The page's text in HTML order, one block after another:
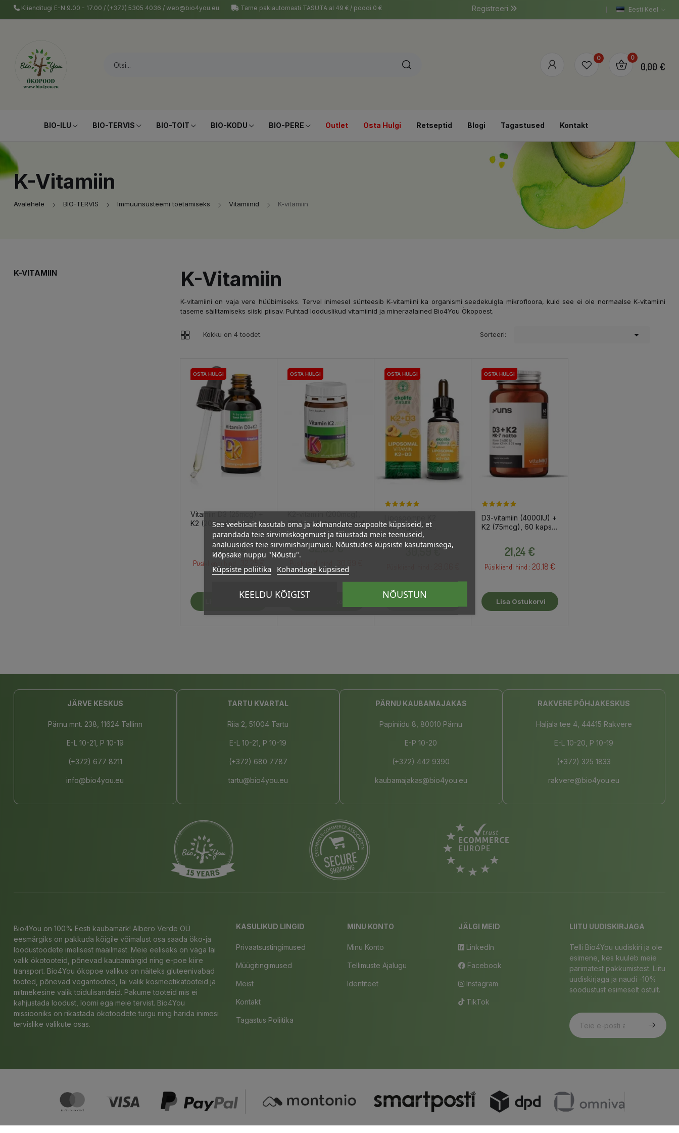
Klienditugi E-N 9.00 - 17.00 / (+372) 5305 4036 / web@bio4you.eu Tarne pakiautomaati TASUTA al 49 € / poodi 0 € Eesti Keel
Registreeri
0 0
0,00 €
BIO-ILU BIO-TERVIS BIO-TOIT BIO-KODU BIO-PERE Outlet Osta Hulgi Retseptid Blogi Tagastused Kontakt
K-Vitamiin
Avalehele BIO-TERVIS Immuunsüsteemi toetamiseks Vitamiinid K-vitamiin
K-VITAMIIN K-Vitamiin
K-vitamiini on vaja vere hüübimiseks. Tervel inimesel sünteesib K-vitamiini ka organismi seedekulgla mikrofloora, kuid see ei ole normaalse K-vitamiini
taseme säilitamiseks siiski piisav. Puhtad looduslikud vitamiinid ja mineraalained Bio4You Ökopoest.
Kokku on 4 toodet. Sorteeri: 
OSTA HULGI
OSTA HULGI
Vitamiin D3 (25mcg) +
K2 (20mcg) tilgad,
30ml / toidulisand
Hind
33,95 €
Püsikliendi hind :
OSTA HULGI
OSTA HULGI
120 kapslit / toidulisand
Hind
32,63 €
OSTA HULGI
OSTA HULGI
(90mcg) + D3
(2000IU), 60ml /
toidulisand Hind
30,59 €
OSTA HULGI
OSTA HULGI
D3-vitamiin (4000IU) +
K2 (75mcg), 60 kapslit
21,24 €
Püsikliendi hind : 20.18 €
Lisa Ostukorvi
JÄRVE KESKUS
Pärnu mnt. 238, 11624 Tallinn
E-L 10-21, P 10-19
(+372) 677 8211
info@bio4you.eu
TARTU KVARTAL
Riia 2, 51004 Tartu
E-L 10-21, P 10-19
(+372) 680 7787
tartu@bio4you.eu
PÄRNU KAUBAMAJAKAS
Papiniidu 8, 80010 Pärnu
E-P 10-20
(+372) 442 9390
kaubamajakas@bio4you.eu
RAKVERE PÕHJAKESKUS
Haljala tee 4, 44415 Rakvere
E-L 10-20, P 10-19
(+372) 325 1833
rakvere@bio4you.eu
Bio4You on 100% Eesti kaubamärk! Albero Verde OÜ
eesmärgiks on pakkuda kõigile võimalust osa saada öko-ja
loodustoodete imelisest maailmast. Meie eeliseks on väga lai
valik ökotooteid, põnevad kaubamärgid ning e-poe kiire
transport. Bio4You ökopoe valikus on näiteks gluteenivabad
tooted, põnevad vegantooted, lai valik kosmeetikatooteid ja
mitmekesine valik toidulisandeid. Pakume tooteid mis ei
kahjustada loodust, loomi ega meie tervist. Bio4You
missiooniks on rikastada ökotoodete turgu ning harida inimesi
tervislike valikute osas.
KASULIKUD LINGID
Privaatsustingimused
Müügitingimused
Meist
Kontakt
Tagastus Poliitika
MINU KONTO
Minu Konto
Tellimuste Ajalugu
Identiteet
JÄLGI MEID
LinkedIn
Facebook
Instagram
TikTok
LIITU UUDISKIRJAGA
Telli Bio4You uudiskiri ja ole
esimene, kes kuuleb meie
parimatest pakkumistest. Liitu
uudiskirjaga ja naudi -10%
soodustust esimeselt ostult.
See veebisait kasutab oma ja kolmandate osapoolte küpsiseid, et
parandada teie sirvimiskogemust ja täiustada meie teenuseid,
analüüsides teie sirvimisharjumusi. Nõustudes küpsiste kasutamisega,
klõpsake nuppu "Nõustu".
Küpsiste poliitika Kohandage küpsised
KEELDU KÕIGIST NÕUSTUN